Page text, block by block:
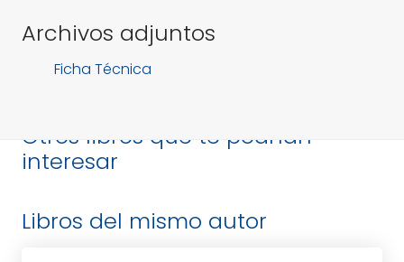
Archivos adjuntos
Ficha Técnica
Otros libros que te podrían
interesar
Libros del mismo autor